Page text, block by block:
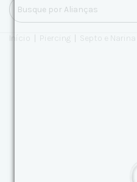
Início Piercing Septo e Narina